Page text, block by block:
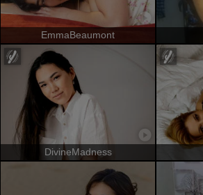
EmmaBeaumont
DivineMadness